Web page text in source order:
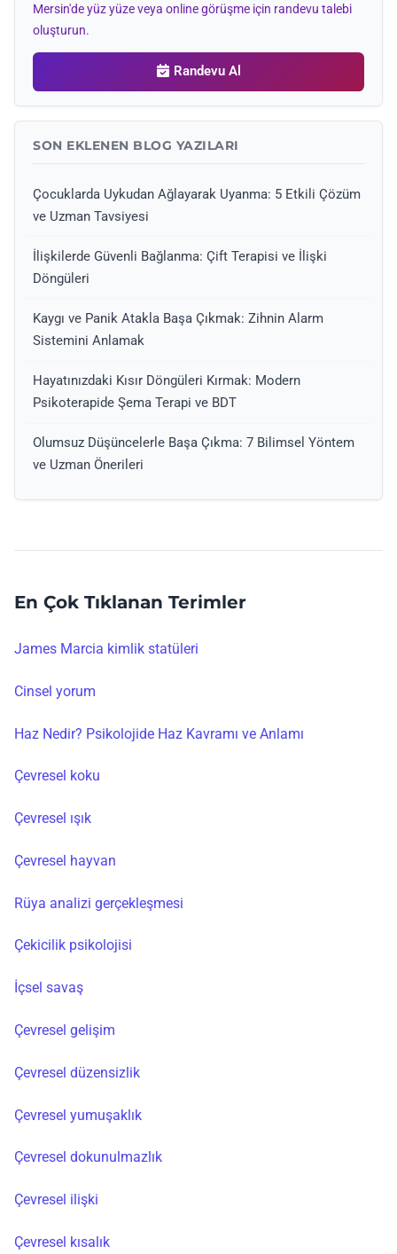
Mersin'de yüz yüze veya online görüşme için randevu talebi
oluşturun.
Randevu Al
SON EKLENEN BLOG YAZILARI
Çocuklarda Uykudan Ağlayarak Uyanma: 5 Etkili Çözüm
ve Uzman Tavsiyesi
İlişkilerde Güvenli Bağlanma: Çift Terapisi ve İlişki
Döngüleri
Kaygı ve Panik Atakla Başa Çıkmak: Zihnin Alarm
Sistemini Anlamak
Hayatınızdaki Kısır Döngüleri Kırmak: Modern
Psikoterapide Şema Terapi ve BDT
Olumsuz Düşüncelerle Başa Çıkma: 7 Bilimsel Yöntem
ve Uzman Önerileri
En Çok Tıklanan Terimler
James Marcia kimlik statüleri
Cinsel yorum
Haz Nedir? Psikolojide Haz Kavramı ve Anlamı
Çevresel koku
Çevresel ışık
Çevresel hayvan
Rüya analizi gerçekleşmesi
Çekicilik psikolojisi
İçsel savaş
Çevresel gelişim
Çevresel düzensizlik
Çevresel yumuşaklık
Çevresel dokunulmazlık
Çevresel ilişki
Çevresel kısalık